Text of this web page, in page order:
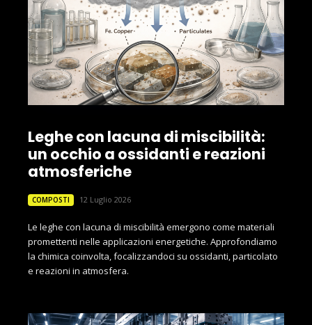
Leghe con lacuna di miscibilità:
un occhio a ossidanti e reazioni
atmosferiche
COMPOSTI 12 Luglio 2026
Le leghe con lacuna di miscibilità emergono come materiali
promettenti nelle applicazioni energetiche. Approfondiamo
la chimica coinvolta, focalizzandoci su ossidanti, particolato
e reazioni in atmosfera.